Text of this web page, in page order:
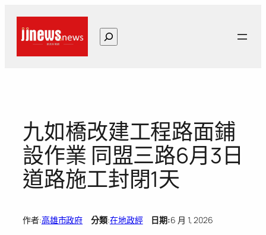
搜
尋
九如橋改建工程路面鋪
設作業 同盟三路6月3日
道路施工封閉1天
作者:高雄市政府 分類:在地政經日期:6 月 1, 2026